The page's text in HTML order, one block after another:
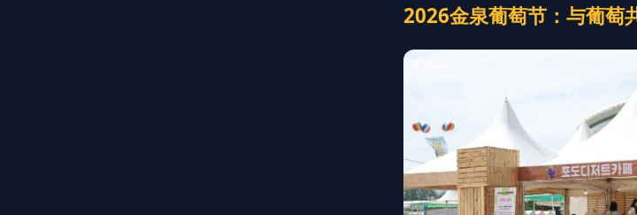
2026金泉葡萄节：与葡萄